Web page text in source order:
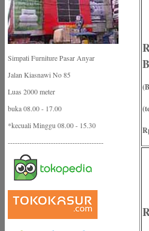
Simpati Furniture Pasar Anyar
Jalan Kiasnawi No 85
Luas 2000 meter
buka 08.00 - 17.00
*kecuali Minggu 08.00 - 15.30
----------------------------------------